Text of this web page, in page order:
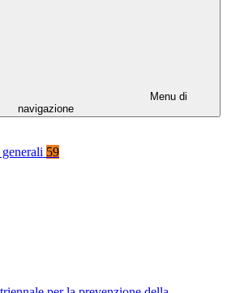
Menu di
navigazione
59